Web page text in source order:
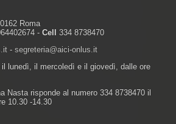
Roma
- Cell
334 8738470
- segreteria@aici-onlus.it
il lunedì, il mercoledì e il giovedì, dalle ore
Nasta risponde al numero 334 8738470 il
10.30 -14.30